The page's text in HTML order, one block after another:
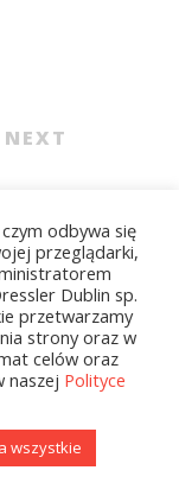
NEXT
odbywa się
przeglądarki,
Dublin sp.
przetwarzamy
strony oraz w
celów oraz
naszej Polityce
wszystkie